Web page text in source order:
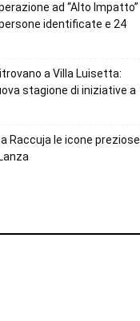
ad “Alto Impatto”
identificate e 24
a Villa Luisetta:
stagione di iniziative a
a Raccuja le icone preziose